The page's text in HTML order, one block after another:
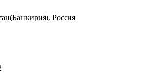
Россия